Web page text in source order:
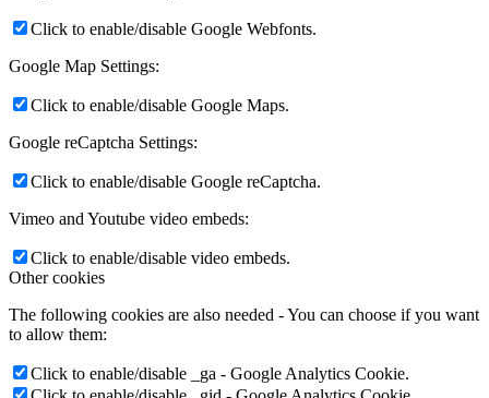
Click to enable/disable Google Webfonts.
Google Map Settings:
Click to enable/disable Google Maps.
Google reCaptcha Settings:
Click to enable/disable Google reCaptcha.
Vimeo and Youtube video embeds:
Click to enable/disable video embeds.
Other cookies
The following cookies are also needed - You can choose if you want
to allow them:
Click to enable/disable _ga - Google Analytics Cookie.